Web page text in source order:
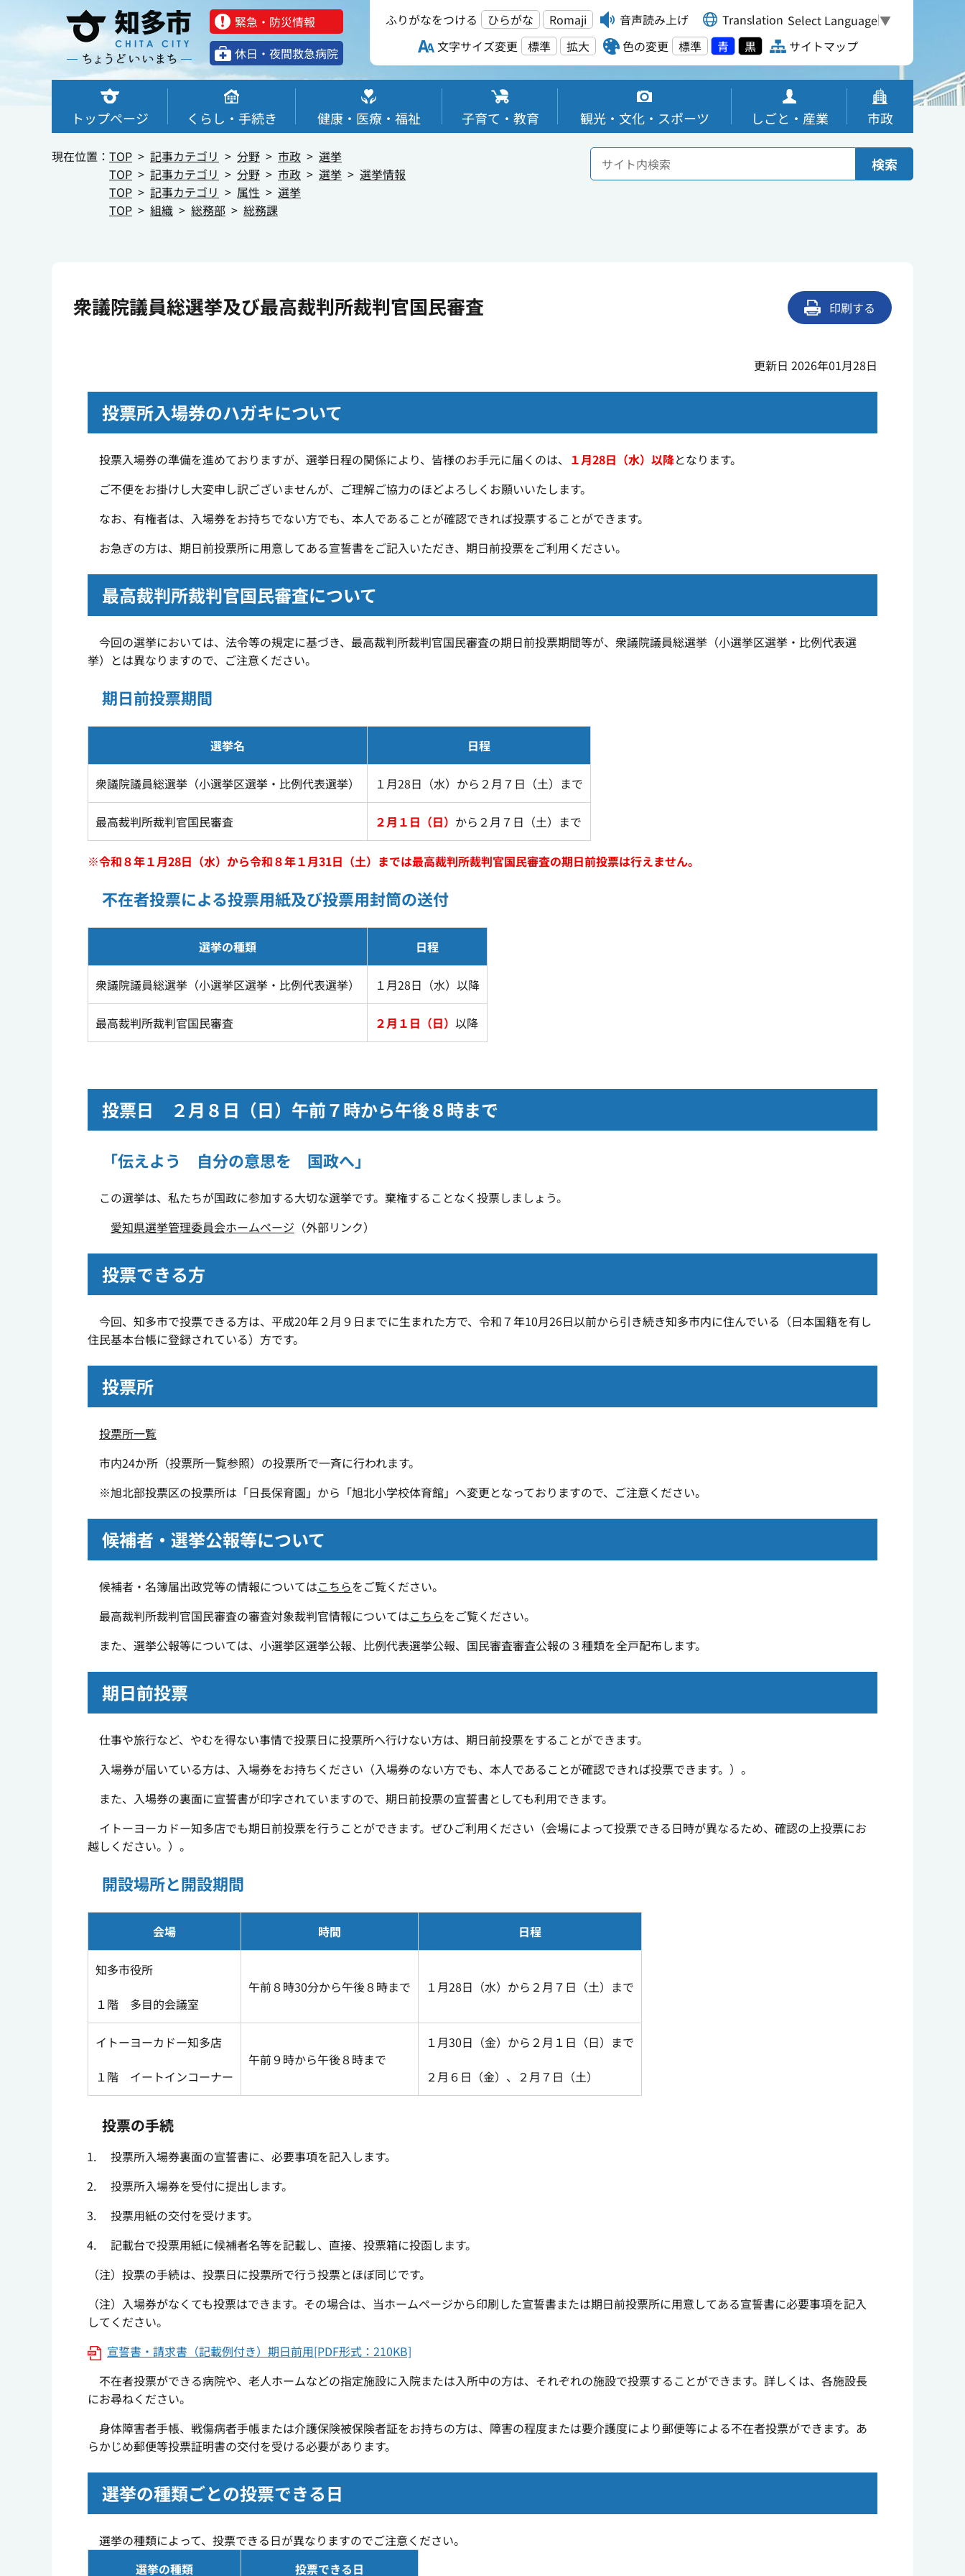
緊急・防災情報
休⽇・夜間救急病院
ふりがなをつける ひらがな Romaji 音声読み上げ Translation Select Language▼
文字サイズ変更
標準 拡大 色の変更 標準 青 黒 サイトマップ
トップページ くらし・手続き 健康・医療・福祉 子育て・教育 観光・文化・スポーツ しごと・産業 市政
現在位置： TOP 記事カテゴリ 分野 市政
選挙
TOP
記事カテゴリ 分野 市政 選挙
選挙情報
TOP
記事カテゴリ 属性
選挙
TOP
組織 総務部 総務課
検索
衆議院議員総選挙及び最高裁判所裁判官国民審査 印刷する
更新日 2026年01月28日
投票所入場券のハガキについて
投票入場券の準備を進めておりますが、選挙日程の関係により、皆様のお手元に届くのは、 １月28日（水）以降となります。
ご不便をお掛けし大変申し訳ございませんが、ご理解ご協力のほどよろしくお願いいたします。
なお、有権者は、入場券をお持ちでない方でも、本人であることが確認できれば投票することができます。
お急ぎの方は、期日前投票所に用意してある宣誓書をご記入いただき、期日前投票をご利用ください。
最高裁判所裁判官国民審査について
今回の選挙においては、法令等の規定に基づき、最高裁判所裁判官国民審査の期日前投票期間等が、衆議院議員総選挙（小選挙区選挙・比例代表選
挙）とは異なりますので、ご注意ください。
期日前投票期間
選挙名 日程
衆議院議員総選挙（小選挙区選挙・比例代表選挙） １月28日（水）から２月７日（土）まで
最高裁判所裁判官国民審査 ２月１日（日） から２月７日（土）まで
※令和８年１月28日（水）から令和８年１月31日（土）までは最高裁判所裁判官国民審査の期日前投票は行えません。
不在者投票による投票用紙及び投票用封筒の送付
選挙の種類 日程
衆議院議員総選挙（小選挙区選挙・比例代表選挙） １月28日（水）以降
最高裁判所裁判官国民審査 ２月１日（日） 以降
投票日 ２月８日（日）午前７時から午後８時まで
「伝えよう 自分の意思を 国政へ」
この選挙は、私たちが国政に参加する大切な選挙です。棄権することなく投票しましょう。
愛知県選挙管理委員会ホームページ （外部リンク）
投票できる方
今回、知多市で投票できる方は、平成20年２月９日までに生まれた方で、令和７年10月26日以前から引き続き知多市内に住んでいる（日本国籍を有し
住民基本台帳に登録されている）方です。
投票所
投票所一覧
市内24か所（投票所一覧参照）の投票所で一斉に行われます。
※旭北部投票区の投票所は「日長保育園」から「旭北小学校体育館」へ変更となっておりますので、ご注意ください。
候補者・選挙公報等について
候補者・名簿届出政党等の情報についてはこちらをご覧ください。
最高裁判所裁判官国民審査の審査対象裁判官情報についてはこちらをご覧ください。
また、選挙公報等については、 小選挙区選挙公報、比例代表選挙公報、国民審査審査公報の３種類を全戸配布します。
期日前投票
仕事や旅行など、やむを得ない事情で投票日に投票所へ行けない方は、期日前投票をすることができます。
入場券が届いている方は、入場券をお持ちください（入場券のない方でも、本人であることが確認できれば投票できます。）。
また、入場券の裏面に宣誓書が印字されていますので、期日前投票の宣誓書としても利用できます。
イトーヨーカドー知多店でも期日前投票を行うことができます。ぜひご利用ください（会場によって投票できる日時が異なるため、確認の上投票にお
越しください。）。
開設場所と開設期間
会場 時間 日程
知多市役所
１階 多目的会議室
午前８時30分から午後８時まで １月28日（水）から２月７日（土）まで
イトーヨーカドー知多店
１階 イートインコーナー
午前９時から午後８時まで
１月30日（金）から２月１日（日）まで
２月６日（金）、２月７日（土）
投票の手続
投票所入場券裏面の宣誓書に、必要事項を記入します。
投票所入場券を受付に提出します。
投票用紙の交付を受けます。
記載台で投票用紙に候補者名等を記載し、直接、投票箱に投函します。
（注）投票の手続は、投票日に投票所で行う投票とほぼ同じです。
（注）入場券がなくても投票はできます。その場合は、当ホームページから印刷した宣誓書または期日前投票所に用意してある宣誓書に必要事項を記入
してください。
宣誓書・請求書（記載例付き）期日前用[PDF形式：210KB]
不在者投票ができる病院や、老人ホームなどの指定施設に入院または入所中の方は、それぞれの施設で投票することができます。詳しくは、各施設長
にお尋ねください。
身体障害者手帳、戦傷病者手帳または介護保険被保険者証をお持ちの方は、障害の程度または要介護度により郵便等による不在者投票ができます。あ
らかじめ郵便等投票証明書の交付を受ける必要があります。
選挙の種類ごとの投票できる日
選挙の種類によって、投票できる日が異なりますのでご注意ください。
選挙の種類
投票できる日